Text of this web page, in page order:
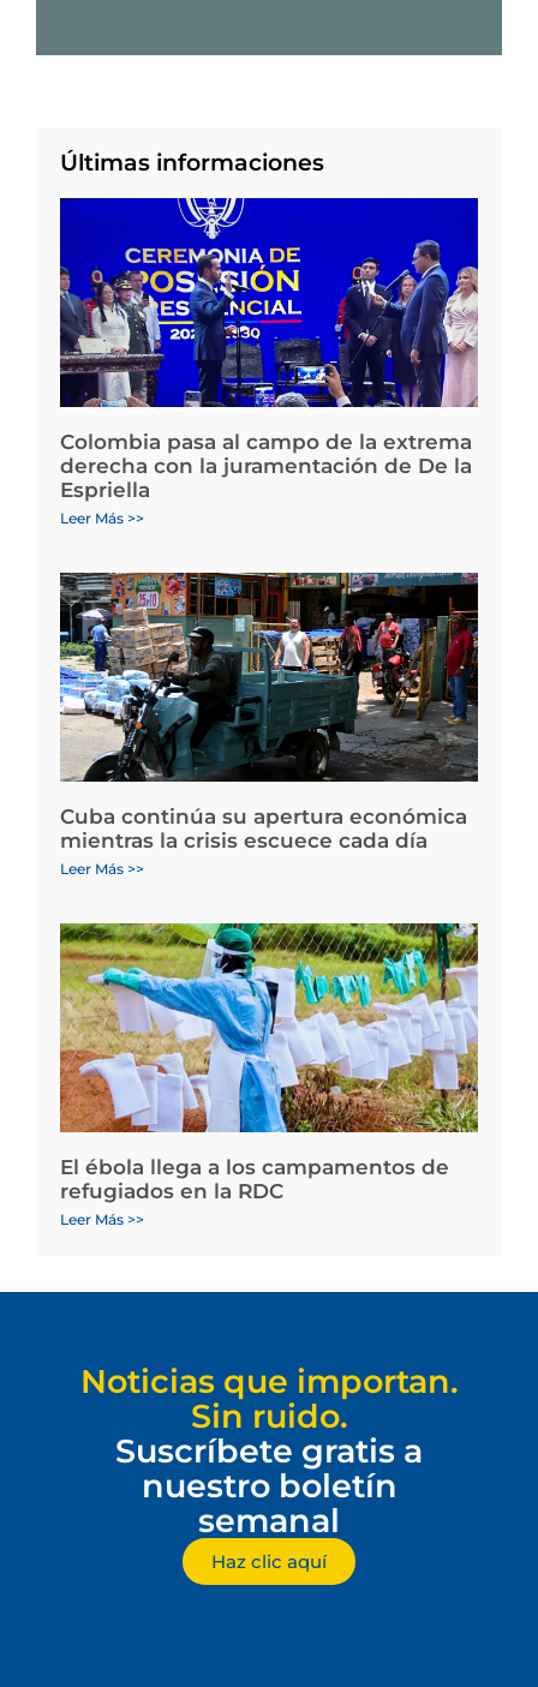
Últimas informaciones
Colombia pasa al campo de la extrema
derecha con la juramentación de De la
Espriella
Leer Más >>
Cuba continúa su apertura económica
mientras la crisis escuece cada día
Leer Más >>
El ébola llega a los campamentos de
refugiados en la RDC
Leer Más >>
Noticias que importan.
Sin ruido.
Suscríbete gratis a
nuestro boletín
semanal
Haz clic aquí